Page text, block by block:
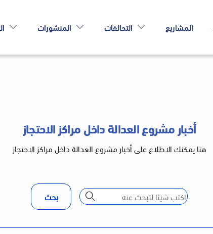
المشاريع التحالفات المنشورات
أخبار مشروع العدالة داخل مراكز الاحتجاز
هنا يمكنك الاطلاع على أخبار مشروع العدالة داخل مراكز الاحتجاز
بحث